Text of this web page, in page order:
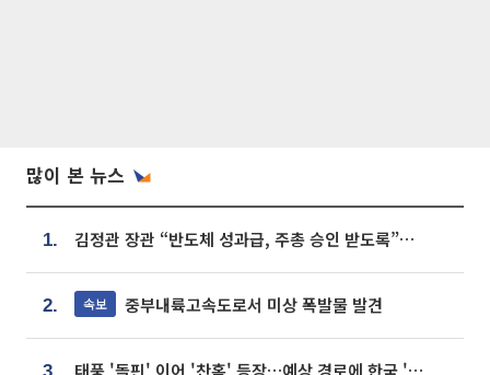
많이 본 뉴스
1. 김정관 장관 “반도체 성과급, 주총 승인 받도록”…상법·자본시장법 개정 시사
2. 속보 중부내륙고속도로서 미상 폭발물 발견